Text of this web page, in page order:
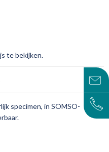
te bekijken.
specimen, in SOMSO-